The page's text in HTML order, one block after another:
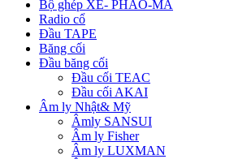
Bộ ghép XE- PHÁO-MÃ
Radio cổ
Đầu TAPE
Băng cối
Đầu băng cối
Đầu cối TEAC
Đầu cối AKAI
Âm ly Nhật& Mỹ
Âmly SANSUI
Âm ly Fisher
Âm ly LUXMAN